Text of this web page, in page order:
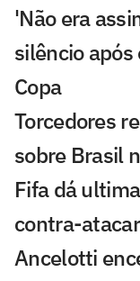
'Não era
silêncio
Copa
Torcedores
sobre Brasil
Fifa dá
contra-
Ancelotti